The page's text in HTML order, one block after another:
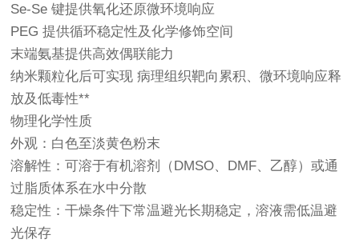
Se-Se 键提供氧化还原微环境响应
PEG 提供循环稳定性及化学修饰空间
末端氨基提供高效偶联能力
纳米颗粒化后可实现 病理组织靶向累积、微环境响应释
放及低毒性**
物理化学性质
外观：白色至淡黄色粉末
溶解性：可溶于有机溶剂（DMSO、DMF、乙醇）或通
过脂质体系在水中分散
稳定性：干燥条件下常温避光长期稳定，溶液需低温避
光保存